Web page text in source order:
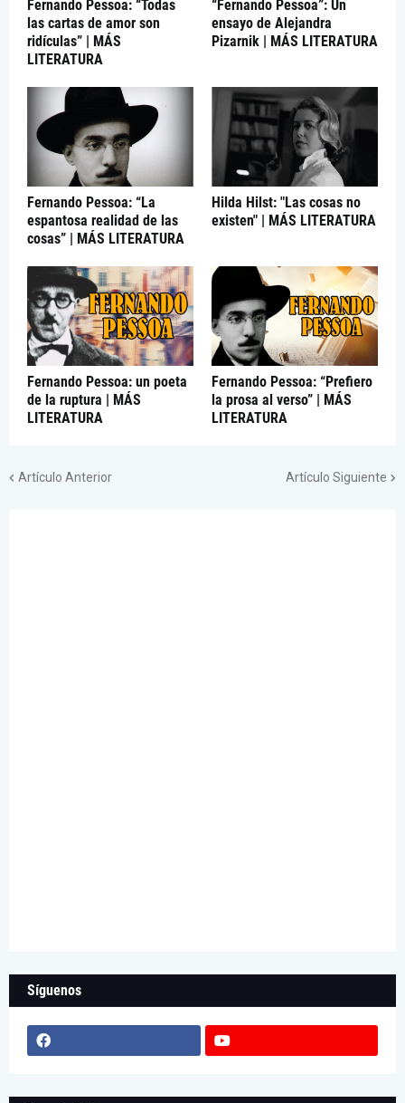
Fernando Pessoa: “Todas
las cartas de amor son
ridículas” | MÁS
LITERATURA
“Fernando Pessoa”: Un
ensayo de Alejandra
Pizarnik | MÁS LITERATURA
Fernando Pessoa: “La
espantosa realidad de las
cosas” | MÁS LITERATURA
Hilda Hilst: "Las cosas no
existen" | MÁS LITERATURA
Fernando Pessoa: un poeta
de la ruptura | MÁS
LITERATURA
Fernando Pessoa: “Prefiero
la prosa al verso” | MÁS
LITERATURA
Artículo Anterior Artículo Siguiente
Síguenos